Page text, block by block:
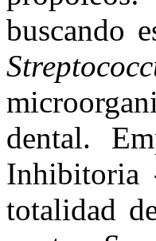
buscando
dental.
Inhibitoria
totalidad